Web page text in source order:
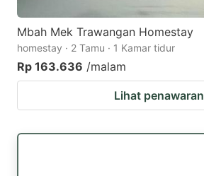
Mbah Mek Trawangan Homestay
homestay · 2 Tamu · 1 Kamar tidur
Rp 163.636 /malam
Lihat penawaran